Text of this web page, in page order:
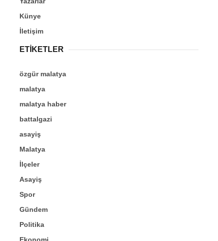
Künye
İletişim
ETİKETLER
özgür malatya
malatya
malatya haber
battalgazi
asayiş
Malatya
İlçeler
Asayiş
Spor
Gündem
Politika